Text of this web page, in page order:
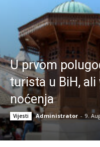
U prvom
turista u BiH,
noćenja
Vijesti Administrator - 9.